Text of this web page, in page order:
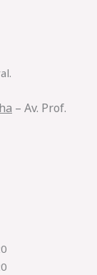
– Av. Prof.